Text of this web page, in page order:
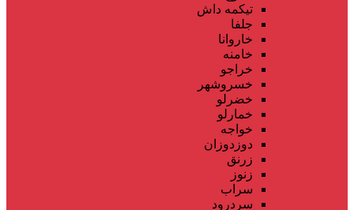
تیکمه داش
جلفا
خاروانا
خامنه
خراجو
خسروشهر
خضرلو
خمارلو
خواجه
دوزدوزان
زرنق
زنوز
سراب
سردرود